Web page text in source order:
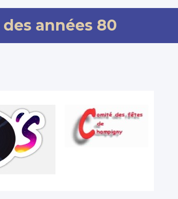
années 80